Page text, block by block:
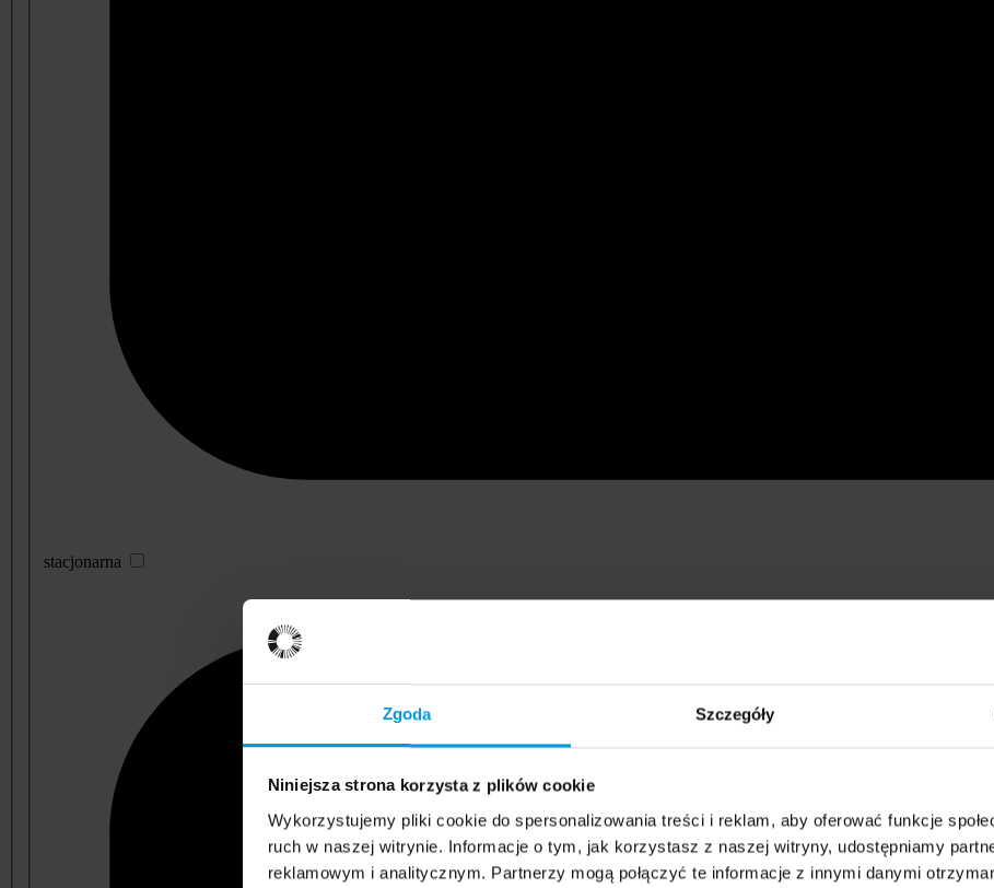
Zgoda Szczegóły
Niniejsza strona korzysta z plików cookie
Wykorzystujemy pliki cookie do spersonalizowania treści i reklam, aby oferować funkcje
ruch w naszej witrynie. Informacje o tym, jak korzystasz z naszej witryny, udostępniamy
reklamowym i analitycznym. Partnerzy mogą połączyć te informacje z innymi danymi
stacjonarna